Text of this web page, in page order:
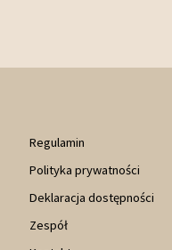
Regulamin
Polityka prywatności
Deklaracja dostępności
Zespół